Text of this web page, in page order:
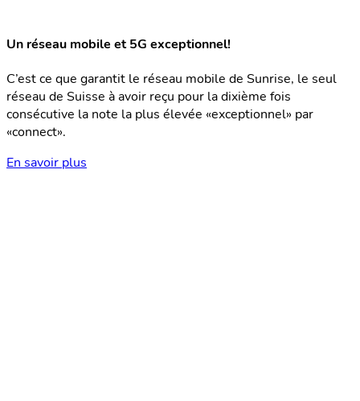
Un réseau mobile et 5G exceptionnel!
C’est ce que garantit le réseau mobile de Sunrise, le seul
réseau de Suisse à avoir reçu pour la dixième fois
consécutive la note la plus élevée «exceptionnel» par
«connect».
En savoir plus